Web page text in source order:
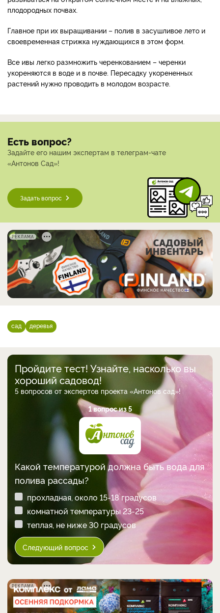
плодородных почвах.
Главное при их выращивании – полив в засушливое лето и
своевременная стрижка нуждающихся в этом форм.
Все ивы легко размножить черенкованием – черенки
укореняются в воде и в почве. Пересадку укорененных
растений нужно проводить в молодом возрасте.
Есть вопрос?
Задайте его нашим экспертам в телеграм-чате
«Антонов Сад»!
Задать вопрос
РЕКЛАМА
сад деревья
Пройдите тест! Узнайте, насколько вы
хороший садовод!
5 вопросов от экспертов проекта «Антонов сад»!
1 вопрос из 5
Какой температурой должна быть вода для
полива рассады?
прохладная, около 15-18 градусов
комнатной температуры 23-25
теплая, не ниже 30 градусов
Следующий вопрос
РЕКЛАМА